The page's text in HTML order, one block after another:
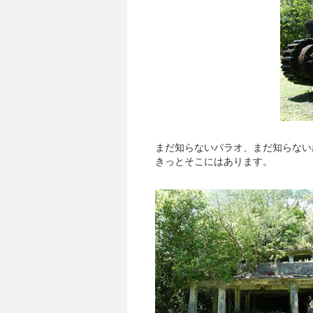
まだ知らないパラオ、まだ知らな
きっとそこにはあります。